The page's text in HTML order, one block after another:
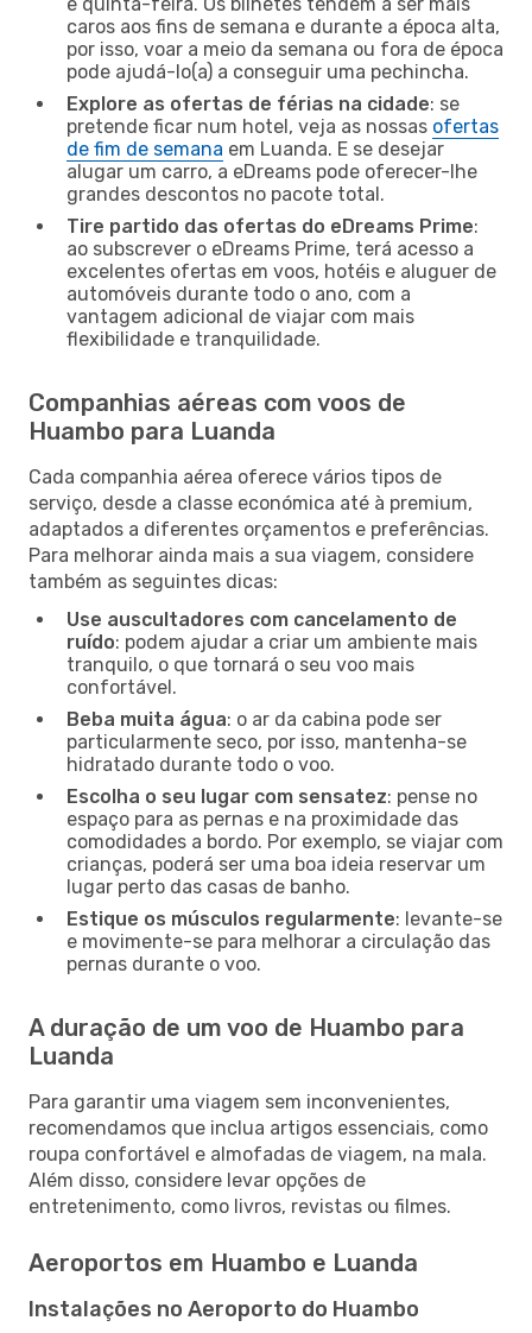
caros aos fins de semana e durante a época alta,
por isso, voar a meio da semana ou fora de época
pode ajudá-lo(a) a conseguir uma pechincha.
Explore as ofertas de férias na cidade: se
pretende ficar num hotel, veja as nossas ofertas
de fim de semana em Luanda. E se desejar
alugar um carro, a eDreams pode oferecer-lhe
grandes descontos no pacote total.
Tire partido das ofertas do eDreams Prime:
ao subscrever o eDreams Prime, terá acesso a
excelentes ofertas em voos, hotéis e aluguer de
automóveis durante todo o ano, com a
vantagem adicional de viajar com mais
flexibilidade e tranquilidade.
Companhias aéreas com voos de
Huambo para Luanda
Cada companhia aérea oferece vários tipos de
serviço, desde a classe económica até à premium,
adaptados a diferentes orçamentos e preferências.
Para melhorar ainda mais a sua viagem, considere
também as seguintes dicas:
Use auscultadores com cancelamento de
ruído: podem ajudar a criar um ambiente mais
tranquilo, o que tornará o seu voo mais
confortável.
Beba muita água: o ar da cabina pode ser
particularmente seco, por isso, mantenha-se
hidratado durante todo o voo.
Escolha o seu lugar com sensatez: pense no
espaço para as pernas e na proximidade das
comodidades a bordo. Por exemplo, se viajar com
crianças, poderá ser uma boa ideia reservar um
lugar perto das casas de banho.
Estique os músculos regularmente: levante-se
e movimente-se para melhorar a circulação das
pernas durante o voo.
A duração de um voo de Huambo para
Luanda
Para garantir uma viagem sem inconvenientes,
recomendamos que inclua artigos essenciais, como
roupa confortável e almofadas de viagem, na mala.
Além disso, considere levar opções de
entretenimento, como livros, revistas ou filmes.
Aeroportos em Huambo e Luanda
Instalações no Aeroporto do Huambo